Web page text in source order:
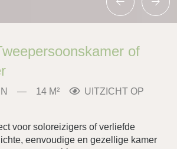
of
14 M²
UITZICHT OP
voor soloreizigers of verliefde
eenvoudige en gezellige kamer